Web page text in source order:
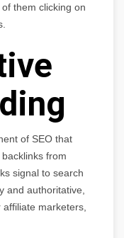
them clicking on
of SEO that
from
signal to search
and authoritative,
marketers,